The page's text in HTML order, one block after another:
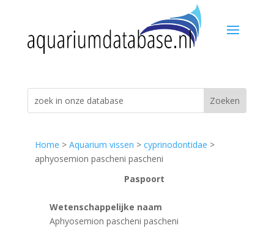
Home > Aquarium vissen > cyprinodontidae >
aphyosemion pascheni pascheni
Paspoort
Wetenschappelijke naam
Aphyosemion pascheni pascheni